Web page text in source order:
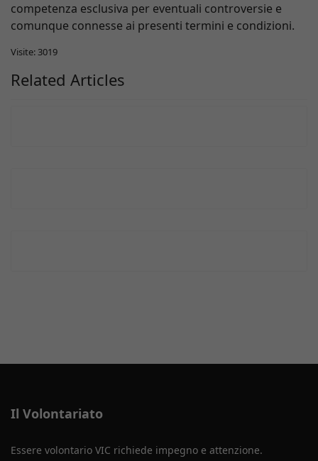
competenza esclusiva per eventuali controversie e
comunque connesse ai presenti termini e condizioni.
Visite: 3019
Related Articles
Il Volontariato
Essere volontario VIC richiede impegno e attenzione.